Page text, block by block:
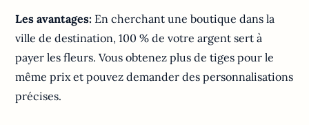
Les avantages: En cherchant une boutique dans la
ville de destination, 100 % de votre argent sert à
payer les fleurs. Vous obtenez plus de tiges pour le
même prix et pouvez demander des personnalisations
précises.